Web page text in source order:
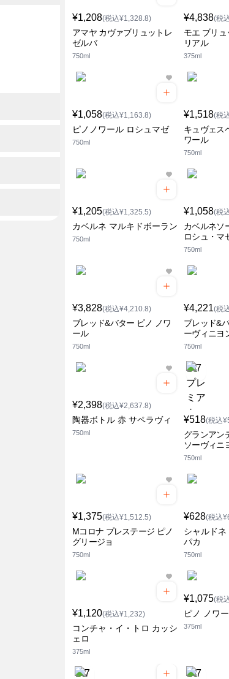
¥1,208(税込¥1,328.8)
アマヤ カヴァブリュットレ
ゼルバ
750ml
¥4,838(税
モエ ブリ
リアル
375ml
¥1,058(税込¥1,163.8)
ピノノワール ロシュマゼ
750ml
¥1,518(税
キュヴェス
ワール
750ml
¥1,205(税込¥1,325.5)
カベルネ マルキドボーラン
750ml
¥1,058(税
カベルネソ
ロシュ・マ
750ml
¥3,828(税込¥4,210.8)
ブレッド&バター ピノ ノワ
ール
750ml
¥4,221(税
ブレッド&
ーヴィニヨ
750ml
¥2,398(税込¥2,637.8)
陶器ボトル 赤 サペラヴィ
750ml
¥518(税込
グランアン
ソーヴィニ
750ml
¥1,375(税込¥1,512.5)
Mコロナ プレステージ ピノ
グリージョ
750ml
¥628(税込
シャルド
パカ
750ml
¥1,120(税込¥1,232)
コンチャ・イ・トロ カッシ
ェロ
375ml
¥1,075(税
ピノ ノワ
375ml